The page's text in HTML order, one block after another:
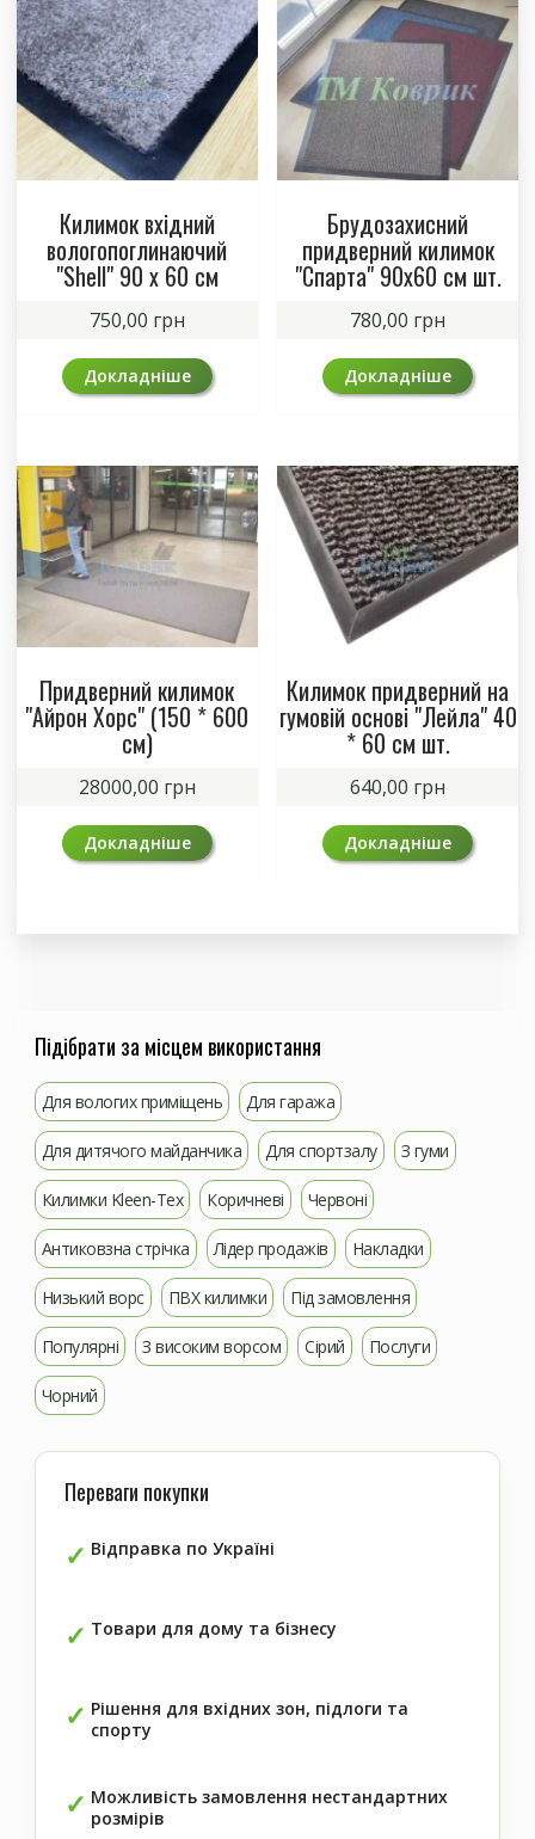
Килимок вхідний
вологопоглинаючий
"Shell" 90 x 60 см
750,00 грн
Докладніше
Брудозахисний
придверний килимок
"Спарта" 90х60 см шт.
780,00 грн
Докладніше
Придверний килимок
"Айрон Хорс" (150 * 600
см)
28000,00 грн
Докладніше
Килимок придверний на
гумовій основі "Лейла" 40
* 60 см шт.
640,00 грн
Докладніше
Підібрати за місцем використання
Для вологих приміщень Для гаража
Для дитячого майданчика Для спортзалу З гуми
Килимки Kleen-Tex Коричневі Червоні
Антиковзна стрічка Лідер продажів Накладки
Низький ворс ПВХ килимки Під замовлення
Популярні З високим ворсом Сірий Послуги
Чорний
Переваги покупки
Відправка по Україні
Товари для дому та бізнесу
Рішення для вхідних зон, підлоги та
спорту
Можливість замовлення нестандартних
розмірів